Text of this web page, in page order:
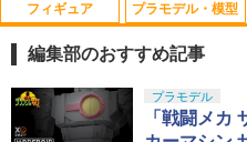
1
【エン
b弾 バイ
BB弾
￥1,380
1
カーボ
cm 2入
559)
￥1,320
フィギュア
1
タカラト
K トラン
NL-07 サ
プラモデル・模型
1
タカラト
K
OIDS ゾ
1
東京マル
ト ガバ
ハンドガ
1
GSIクレ
ミアム
ホビー用
編集部のおすすめ記事
プラモデル
「戦闘メカ